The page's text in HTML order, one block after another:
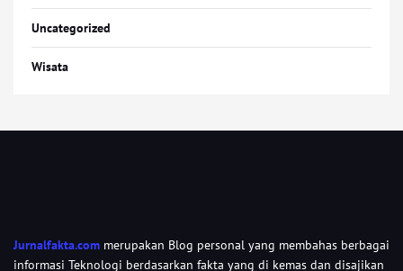
Uncategorized
Wisata
Jurnalfakta.com merupakan Blog personal yang membahas berbagai
informasi Teknologi berdasarkan fakta yang di kemas dan disajikan